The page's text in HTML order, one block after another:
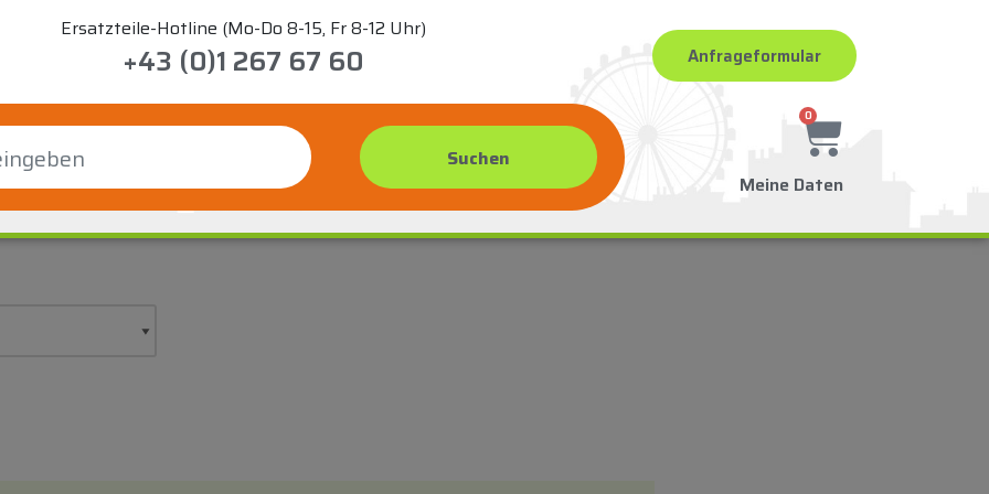
Ersatzteile-Hotline (Mo-Do 8-15, Fr 8-12 Uhr)
+43 (0)1 267 67 60 Anfrageformular
0
Meine Daten